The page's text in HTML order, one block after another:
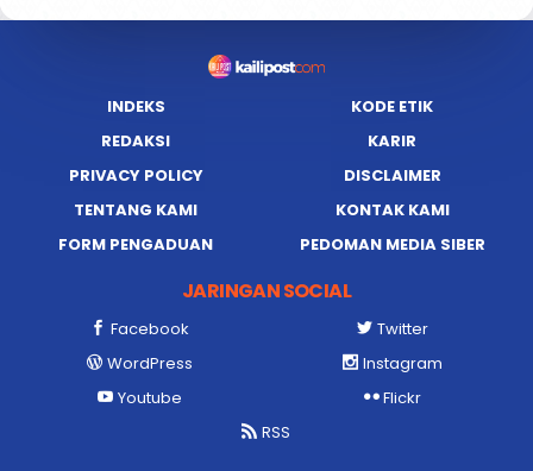
INDEKS
KODE ETIK
REDAKSI
KARIR
PRIVACY POLICY
DISCLAIMER
TENTANG KAMI
KONTAK KAMI
FORM PENGADUAN
PEDOMAN MEDIA SIBER
JARINGAN SOCIAL
Facebook
Twitter
WordPress
Instagram
Youtube
Flickr
RSS